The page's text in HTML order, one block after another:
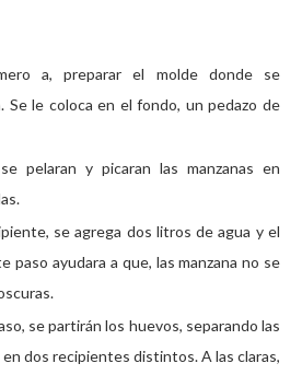
a, preparar el molde donde se
Se le coloca en el fondo, un pedazo de
pelaran y picaran las manzanas en
se agrega dos litros de agua y el
paso ayudara a que, las manzana no se
se partirán los huevos, separando las
en dos recipientes distintos. A las claras,